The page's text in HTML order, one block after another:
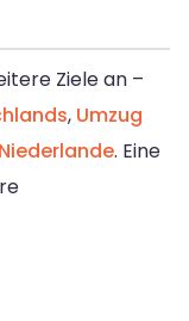
Ziele an –
, Umzug
. Eine